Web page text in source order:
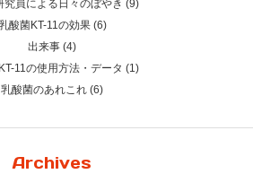
究員による日々のぼやき (9)
酸菌KT-11の効果 (6)
出来事 (4)
11の使用方法・データ (1)
乳酸菌のあれこれ (6)
Archives